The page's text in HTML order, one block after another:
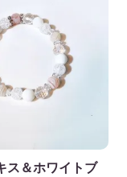
ス＆ホワイトブ